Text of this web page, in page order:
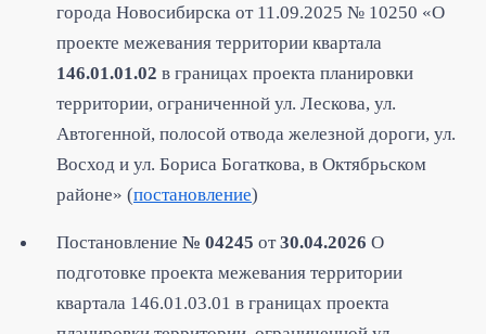
города Новосибирска от 11.09.2025 № 10250 «О
проекте межевания территории квартала
146.01.01.02 в границах проекта планировки
территории, ограниченной ул. Лескова, ул.
Автогенной, полосой отвода железной дороги, ул.
Восход и ул. Бориса Богаткова, в Октябрьском
районе» (постановление)
Постановление № 04245 от30.04.2026 О
подготовке проекта межевания территории
квартала 146.01.03.01 в границах проекта